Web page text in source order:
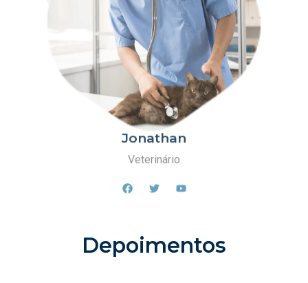
Jonathan
Veterinário
Depoimentos